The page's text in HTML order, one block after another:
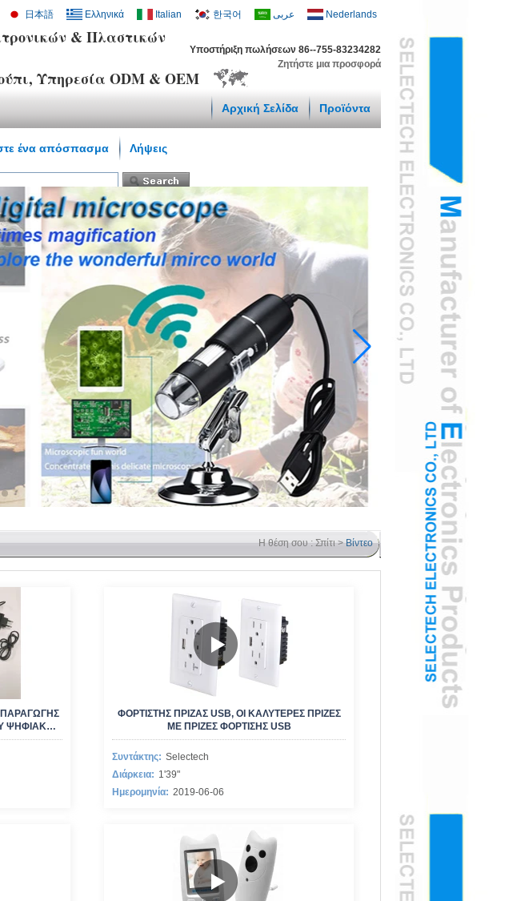
& Πλαστικών
Υπηρεσία ODM & OEM
Υποστήριξη πωλήσεων 86--755-83234282
Ζητήστε μια προσφορά
日本語 Ελληνικά Italian 한국어 عربى Nederlands
Αρχική Σελίδα Προϊόντα
ένα απόσπασμα Λήψεις
Η θέση σου :Σπίτι>Βίντεο
ΨΗΦΙΑΚΉ
ΦΟΡΤΙΣΤΉΣ ΠΡΊΖΑΣ USB, ΟΙ ΚΑΛΎΤΕΡΕΣ ΠΡΊΖΕΣ
ΜΕ ΠΡΊΖΕΣ ΦΌΡΤΙΣΗΣ USB
Συντάκτης: Selectech
Διάρκεια: 1'39"
Ημερομηνία: 2019-06-06